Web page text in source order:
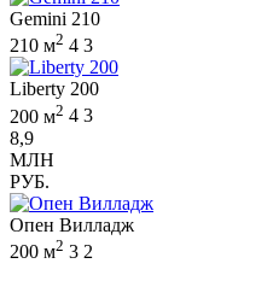
Gemini 210
210 м2 4 3
Liberty 200
200 м2 4 3
8,9
МЛН
РУБ.
Опен Вилладж
200 м2 3 2